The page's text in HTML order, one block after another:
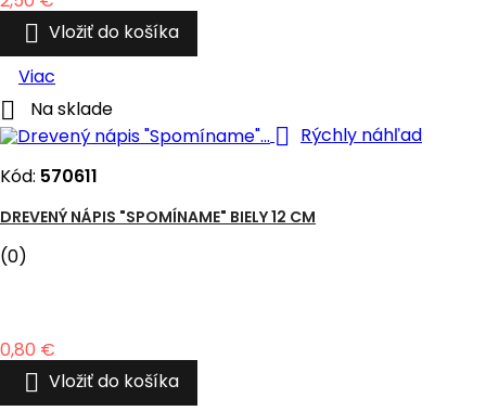
 Vložiť do košíka
Viac
 Na sklade
 Rýchly náhľad
Kód: 570611
DREVENÝ NÁPIS "SPOMÍNAME" BIELY 12 CM
(0)
Cena
0,80 €
 Vložiť do košíka